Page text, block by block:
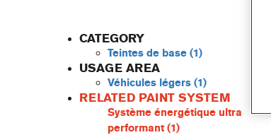
CATEGORY
Teintes de base (1)
USAGE AREA
Véhicules légers (1)
RELATED PAINT SYSTEM
Système énergétique ultra
performant(1)